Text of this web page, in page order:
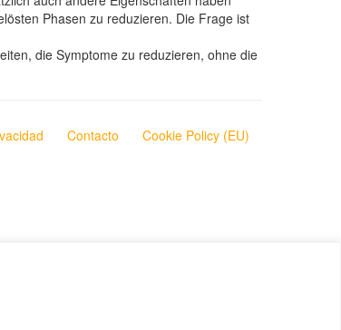
Phasen zu reduzieren. Die Frage ist
die Symptome zu reduzieren, ohne die
Contacto Cookie Policy (EU)